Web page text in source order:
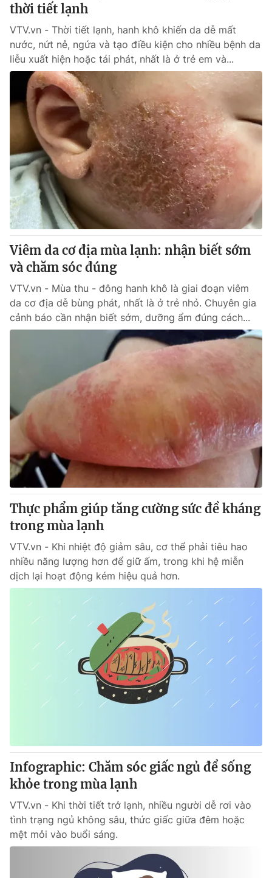
Emagazine
Photo Infographic
Video Shorts video
VTV Money VTV Thể thao
VTV Sức khoẻ Bất động sản
Thị trường 24h Tấm lòng Việt
VTV4 Vươn mình bằng AI
VTV9 VTV8
Liên hệ tòa soạn English
Theo dõi báo trên
Cơ quan chủ quản:
Cơ quan báo chí: Thời báo VTV
Giấy phép hoạt động báo in và báo điện tử số 483/GP-BTTTT
cấp ngày 29/12/2023
Tổng Biên tập:Vũ Thanh Thủy
Phó Tổng Biên tập:Nguyễn Thị Mỹ Hạnh, Phạm Quốc Thắng,
Nguyễn Trọng Ninh
024.38 355 931 - 024.38 355 932
Ðiện thoại Thời báo VTV: 024.66 897 897
Email:toasoan@vtv.vn
Liên hệ quảng cáo:024-7300.7108
® Cấm sao chép dưới mọi hình thức nếu không có sự chấp
thuận bằng văn bản. Ghi rõ nguồn VTV.vn khi phát hành lại
thông tin từ website này.
thời tiết lạnh
VTV.vn - Thời tiết lạnh, hanh khô khiến da dễ mất
nước, nứt nẻ, ngứa và tạo điều kiện cho nhiều bệnh da
liễu xuất hiện hoặc tái phát, nhất là ở trẻ em và...
Viêm da cơ địa mùa lạnh: nhận biết sớm
và chăm sóc đúng
VTV.vn - Mùa thu - đông hanh khô là giai đoạn viêm
da cơ địa dễ bùng phát, nhất là ở trẻ nhỏ. Chuyên gia
cảnh báo cần nhận biết sớm, dưỡng ẩm đúng cách...
Thực phẩm giúp tăng cường sức đề kháng
trong mùa lạnh
VTV.vn - Khi nhiệt độ giảm sâu, cơ thể phải tiêu hao
nhiều năng lượng hơn để giữ ấm, trong khi hệ miễn
dịch lại hoạt động kém hiệu quả hơn.
Infographic: Chăm sóc giấc ngủ để sống
khỏe trong mùa lạnh
VTV.vn - Khi thời tiết trở lạnh, nhiều người dễ rơi vào
tình trạng ngủ không sâu, thức giấc giữa đêm hoặc
mệt mỏi vào buổi sáng.